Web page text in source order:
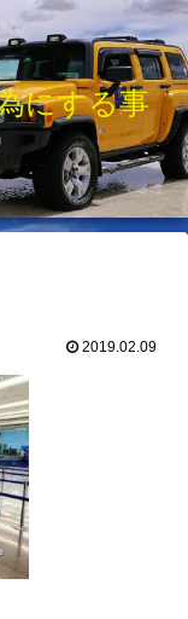
にする事
2019.02.09